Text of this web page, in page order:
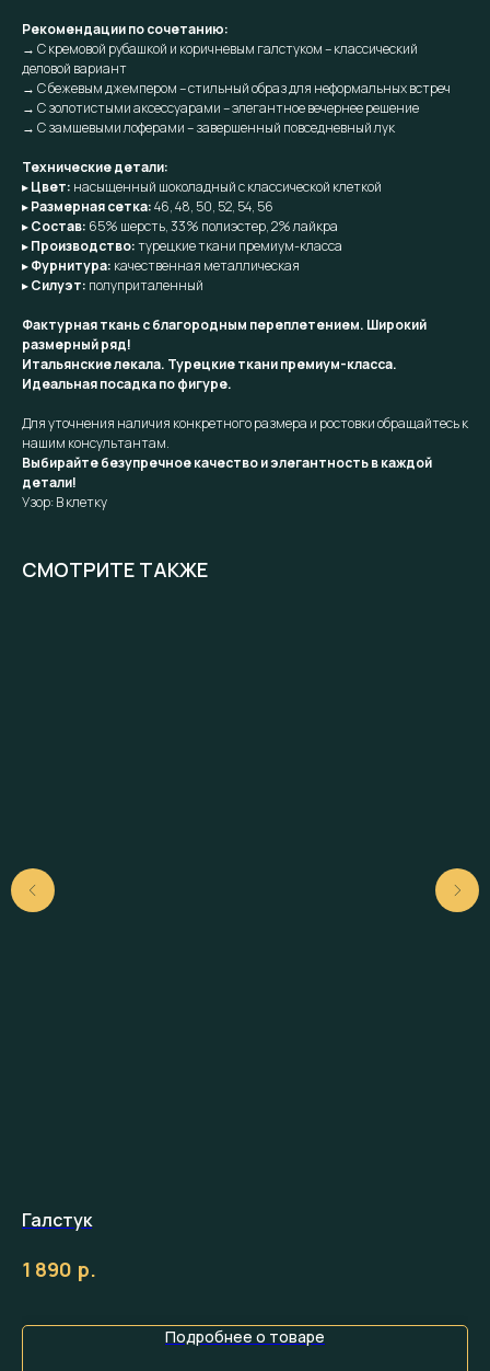
Рекомендации по сочетанию:
→ С кремовой рубашкой и коричневым галстуком – классический
деловой вариант
→ С бежевым джемпером – стильный образ для неформальных встреч
→ С золотистыми аксессуарами – элегантное вечернее решение
→ С замшевыми лоферами – завершенный повседневный лук
Технические детали:
▸Цвет: насыщенный шоколадный с классической клеткой
▸Размерная сетка:46, 48, 50, 52, 54, 56
▸Состав: 65% шерсть, 33% полиэстер, 2% лайкра
▸Производство:турецкие ткани премиум-класса
▸Фурнитура: качественная металлическая
▸Силуэт: полуприталенный
Фактурная ткань с благородным переплетением. Широкий
размерный ряд!
Итальянские лекала. Турецкие ткани премиум-класса.
Идеальная посадка по фигуре.
Для уточнения наличия конкретного размера и ростовки обращайтесь к
нашим консультантам.
Выбирайте безупречное качество и элегантность в каждой
детали!
Узор: В клетку
СМОТРИТЕ ТАКЖЕ
Галстук
1 890 р.
Подробнее о товаре